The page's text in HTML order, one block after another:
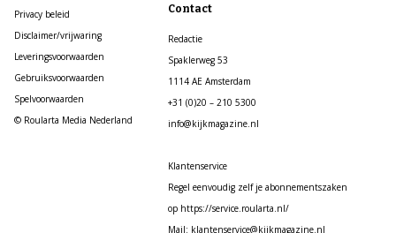
Privacy beleid
Disclaimer/vrijwaring
Leveringsvoorwaarden
Gebruiksvoorwaarden
Spelvoorwaarden
© Roularta Media Nederland
Contact
Redactie
Spaklerweg 53
1114 AE Amsterdam
+31 (0)20 – 210 5300
info@kijkmagazine.nl
Klantenservice
Regel eenvoudig zelf je abonnementszaken
op https://service.roularta.nl/
Mail: klantenservice@kijkmagazine.nl